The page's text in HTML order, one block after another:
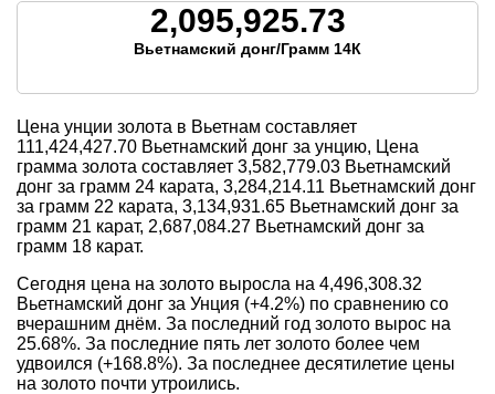
2,095,925.73
Вьетнамский донг/Грамм 14К
Цена унции золота в Вьетнам составляет
111,424,427.70 Вьетнамский донг за унцию, Цена
грамма золота составляет 3,582,779.03 Вьетнамский
донг за грамм 24 карата, 3,284,214.11 Вьетнамский донг
за грамм 22 карата, 3,134,931.65 Вьетнамский донг за
грамм 21 карат, 2,687,084.27 Вьетнамский донг за
грамм 18 карат.
Сегодня цена на золото выросла на 4,496,308.32
Вьетнамский донг за Унция (+4.2%) по сравнению со
вчерашним днём. За последний год золото вырос на
25.68%. За последние пять лет золото более чем
удвоился (+168.8%). За последнее десятилетие цены
на золото почти утроились.